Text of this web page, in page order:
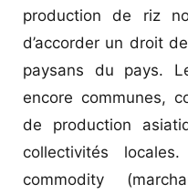
production de riz
d’accorder un droit
paysans du pays.
encore communes,
de production
collectivités
commodity